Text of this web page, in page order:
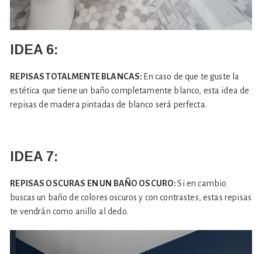
IDEA 6:
REPISAS TOTALMENTE BLANCAS: En caso de que te guste la
estética que tiene un baño completamente blanco, esta idea de
repisas de madera pintadas de blanco será perfecta.
IDEA 7:
REPISAS OSCURAS EN UN BAÑO OSCURO:Si en cambio
buscas un baño de colores oscuros y con contrastes, estas repisas
te vendrán como anillo al dedo.